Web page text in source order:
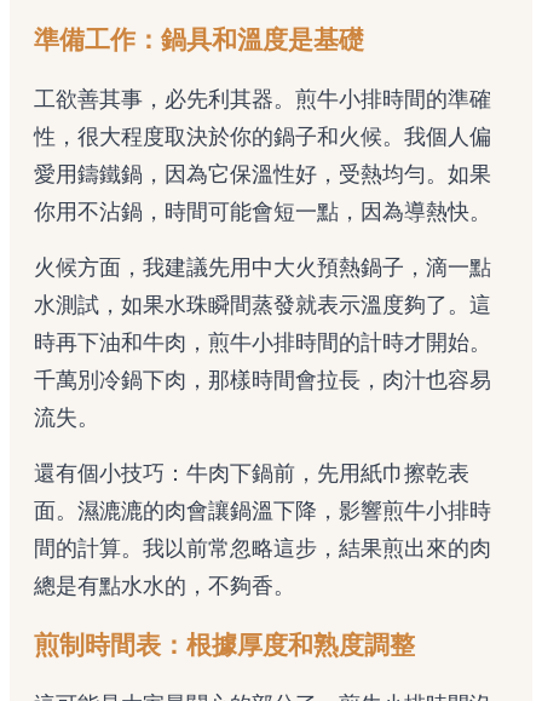
準備工作：鍋具和溫度是基礎
工欲善其事，必先利其器。煎牛小排時間的準確
性，很大程度取決於你的鍋子和火候。我個人偏
愛用鑄鐵鍋，因為它保溫性好，受熱均勻。如果
你用不沾鍋，時間可能會短一點，因為導熱快。
火候方面，我建議先用中大火預熱鍋子，滴一點
水測試，如果水珠瞬間蒸發就表示溫度夠了。這
時再下油和牛肉，煎牛小排時間的計時才開始。
千萬別冷鍋下肉，那樣時間會拉長，肉汁也容易
流失。
還有個小技巧：牛肉下鍋前，先用紙巾擦乾表
面。濕漉漉的肉會讓鍋溫下降，影響煎牛小排時
間的計算。我以前常忽略這步，結果煎出來的肉
總是有點水水的，不夠香。
煎制時間表：根據厚度和熟度調整